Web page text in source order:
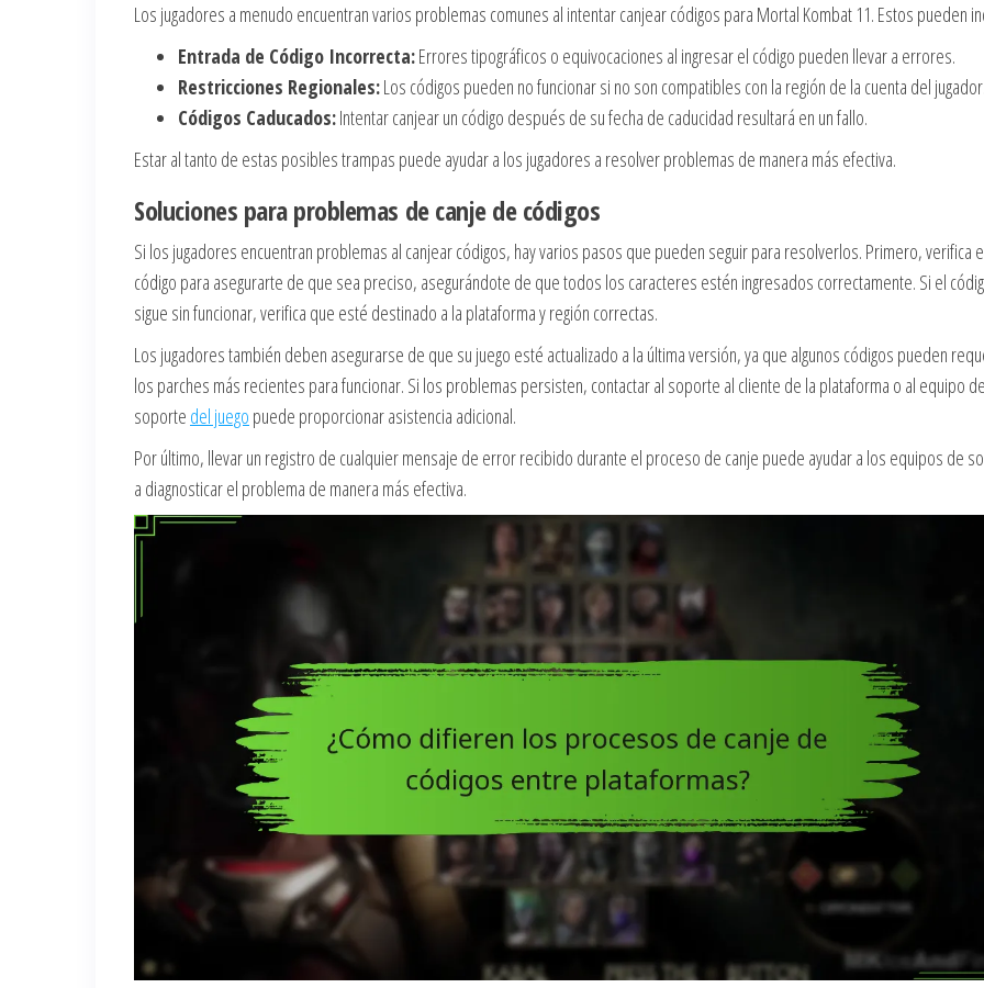
Los jugadores a menudo encuentran varios problemas comunes al intentar canjear códigos para Mortal Kombat 11. Estos pueden
Entrada de Código Incorrecta:Errores tipográficos o equivocaciones al ingresar el código pueden llevar a errores.
Restricciones Regionales:Los códigos pueden no funcionar si no son compatibles con la región de la cuenta del jugador.
Códigos Caducados:Intentar canjear un código después de su fecha de caducidad resultará en un fallo.
Estar al tanto de estas posibles trampas puede ayudar a los jugadores a resolver problemas de manera más efectiva.
Soluciones para problemas de canje de códigos
Si los jugadores encuentran problemas al canjear códigos, hay varios pasos que pueden seguir para resolverlos. Primero, verifica
código para asegurarte de que sea preciso, asegurándote de que todos los caracteres estén ingresados correctamente. Si el
sigue sin funcionar, verifica que esté destinado a la plataforma y región correctas.
Los jugadores también deben asegurarse de que su juego esté actualizado a la última versión, ya que algunos códigos pueden
los parches más recientes para funcionar. Si los problemas persisten, contactar al soporte al cliente de la plataforma o al equipo de
soporte del juego puede proporcionar asistencia adicional.
Por último, llevar un registro de cualquier mensaje de error recibido durante el proceso de canje puede ayudar a los equipos de
a diagnosticar el problema de manera más efectiva.